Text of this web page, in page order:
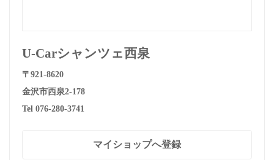
U-Carシャンツェ西泉
〒921-8620
金沢市西泉2-178
Tel 076-280-3741
マイショップへ登録